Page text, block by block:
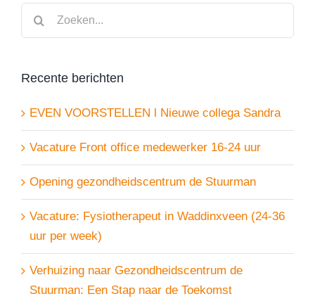
Recente berichten
EVEN VOORSTELLEN l Nieuwe collega Sandra
Vacature Front office medewerker 16-24 uur
Opening gezondheidscentrum de Stuurman
Vacature: Fysiotherapeut in Waddinxveen (24-36
uur per week)
Verhuizing naar Gezondheidscentrum de
Stuurman: Een Stap naar de Toekomst